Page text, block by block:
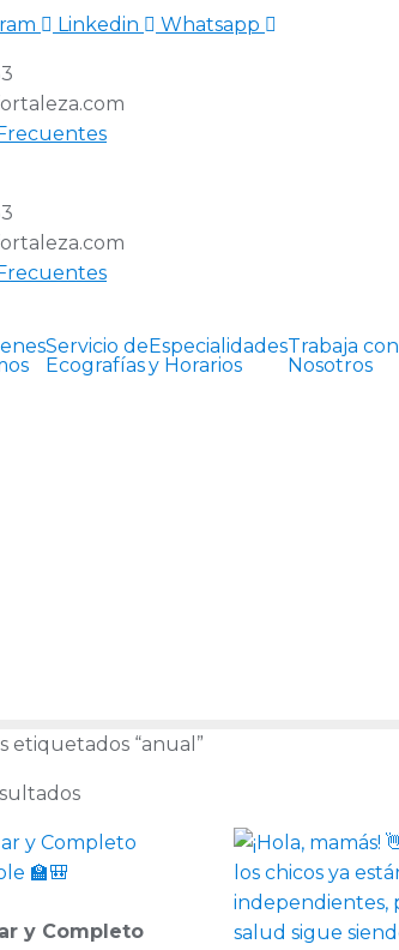
Linkedin Whatsapp
Servicio de
Ecografías
Especialidades
y Horarios
Trabaja con
Nosotros
“anual”
y Completo